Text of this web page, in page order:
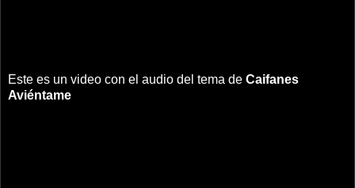
Este es un video con el audio del tema de Caifanes
Aviéntame